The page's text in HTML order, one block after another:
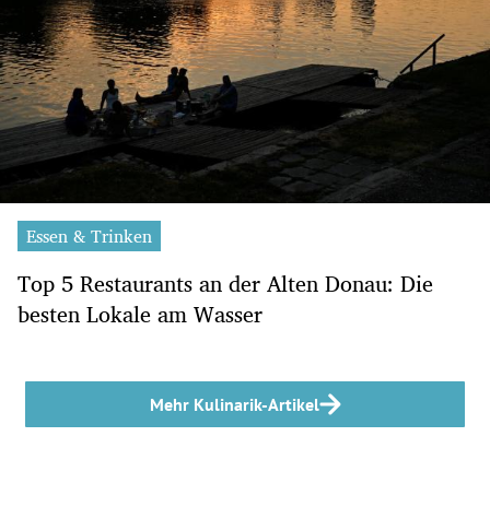
Essen & Trinken
Top 5 Restaurants an der Alten Donau: Die
besten Lokale am Wasser
Mehr Kulinarik-Artikel